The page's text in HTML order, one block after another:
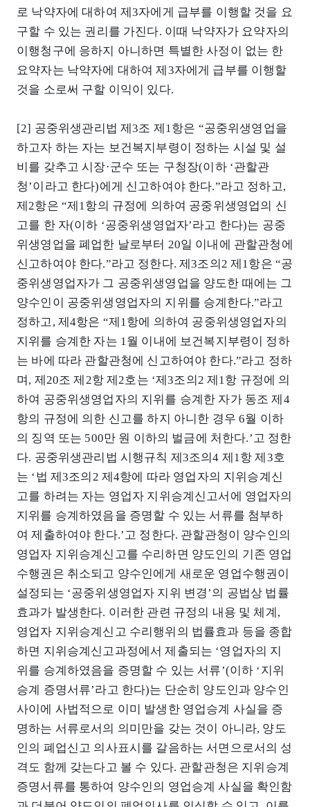
로 낙약자에 대하여 제3자에게 급부를 이행할 것을 요
구할 수 있는 권리를 가진다. 이때 낙약자가 요약자의
이행청구에 응하지 아니하면 특별한 사정이 없는 한
요약자는 낙약자에 대하여 제3자에게 급부를 이행할
것을 소로써 구할 이익이 있다.
[2] 공중위생관리법 제3조 제1항은 “공중위생영업을
하고자 하는 자는 보건복지부령이 정하는 시설 및 설
비를 갖추고 시장·군수 또는 구청장(이하 ‘관할관
청’이라고 한다)에게 신고하여야 한다.”라고 정하고,
제2항은 “제1항의 규정에 의하여 공중위생영업의 신
고를 한 자(이하 ‘공중위생영업자’라고 한다)는 공중
위생영업을 폐업한 날로부터 20일 이내에 관할관청에
신고하여야 한다.”라고 정한다. 제3조의2 제1항은 “공
중위생영업자가 그 공중위생영업을 양도한 때에는 그
양수인이 공중위생영업자의 지위를 승계한다.”라고
정하고, 제4항은 “제1항에 의하여 공중위생영업자의
지위를 승계한 자는 1월 이내에 보건복지부령이 정하
는 바에 따라 관할관청에 신고하여야 한다.”라고 정하
며, 제20조 제2항 제2호는 ‘제3조의2 제1항 규정에 의
하여 공중위생영업자의 지위를 승계한 자가 동조 제4
항의 규정에 의한 신고를 하지 아니한 경우 6월 이하
의 징역 또는 500만 원 이하의 벌금에 처한다.’고 정한
다. 공중위생관리법 시행규칙 제3조의4 제1항 제3호
는 ‘법 제3조의2 제4항에 따라 영업자의 지위승계신
고를 하려는 자는 영업자 지위승계신고서에 영업자의
지위를 승계하였음을 증명할 수 있는 서류를 첨부하
여 제출하여야 한다.’고 정한다. 관할관청이 양수인의
영업자 지위승계신고를 수리하면 양도인의 기존 영업
수행권은 취소되고 양수인에게 새로운 영업수행권이
설정되는 ‘공중위생영업자 지위 변경’의 공법상 법률
효과가 발생한다. 이러한 관련 규정의 내용 및 체계,
영업자 지위승계신고 수리행위의 법률효과 등을 종합
하면 지위승계신고과정에서 제출되는 ‘영업자의 지
위를 승계하였음을 증명할 수 있는 서류’(이하 ‘지위
승계 증명서류’라고 한다)는 단순히 양도인과 양수인
사이에 사법적으로 이미 발생한 영업승계 사실을 증
명하는 서류로서의 의미만을 갖는 것이 아니라, 양도
인의 폐업신고 의사표시를 갈음하는 서면으로서의 성
격도 함께 갖는다고 볼 수 있다. 관할관청은 지위승계
증명서류를 통하여 양수인의 영업승계 사실을 확인함